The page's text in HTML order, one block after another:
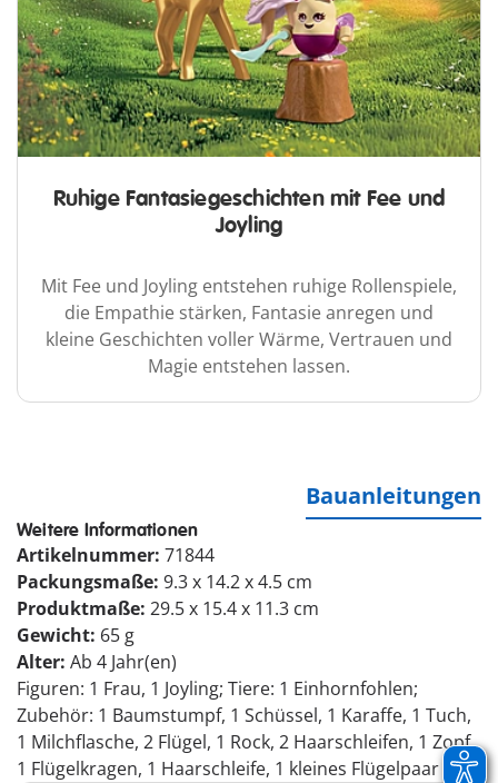
Ruhige Fantasiegeschichten mit Fee und
Joyling
Mit Fee und Joyling entstehen ruhige Rollenspiele,
die Empathie stärken, Fantasie anregen und
kleine Geschichten voller Wärme, Vertrauen und
Magie entstehen lassen.
Bauanleitungen
Weitere Informationen
Artikelnummer: 71844
Packungsmaße: 9.3 x 14.2 x 4.5 cm
Produktmaße: 29.5 x 15.4 x 11.3 cm
Gewicht: 65 g
Alter: Ab 4 Jahr(en)
Figuren: 1 Frau, 1 Joyling; Tiere: 1 Einhornfohlen;
Zubehör: 1 Baumstumpf, 1 Schüssel, 1 Karaffe, 1 Tuch,
1 Milchflasche, 2 Flügel, 1 Rock, 2 Haarschleifen, 1 Zopf,
1 Flügelkragen, 1 Haarschleife, 1 kleines Flügelpaar